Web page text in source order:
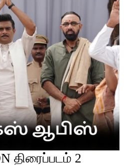
திரைப்படம் 2